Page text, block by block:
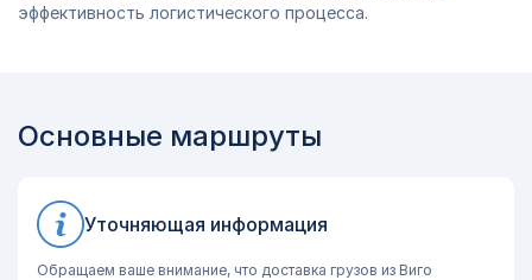
эффективность логистического процесса.
Основные маршруты
Уточняющая информация
Обращаем ваше внимание, что доставка грузов из Виго